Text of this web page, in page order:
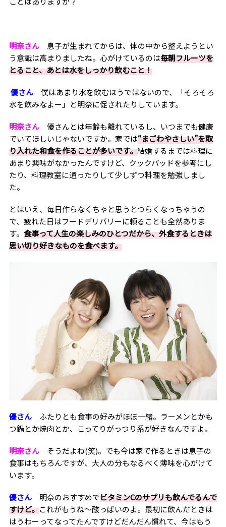
明奈さん息子が生まれてからは、体の中から整えようとい
う意識は高まりましたね。心がけているのは毎朝フルーツを
とること、あとは水をしっかり飲むこと！
優さん僕はあまり水を飲むほうではないので、「そろそろ
水を飲みなよー」と明奈に促されたりしています。
明奈さん優さんとは年齢も離れているし、いつまでも健康
でいてほしいじゃないですか。家では“まごわやさしい”を取
り入れた和食を作ることが多いです。結婚するまでは料理に
あまり興味がなかったんですけど、クックパッドを参考にし
たり、料理教室に通ったりして少しずつ料理を勉強しまし
た。
とはいえ、毎日作らなくちゃと思うとつらくなっちゃうの
で、疲れた日はフードデリバリーに頼ることも全然ありま
す。 食事って人生の楽しみのひとつだから、外食するときは
思い切り好きなものを食べます。
優さんふたりとも食事の好みがほぼ一緒。ラーメンとかも
つ鍋とか焼肉とか、こってりがっつり系が好きなんですよ。
明奈さんそうだよね(笑)。でも今は家で作るときは息子の
食事はもちろんですが、大人の分もなるべく薄味を心がけて
います。
優さん明奈のおすすめでビタミンCのサプリも飲んでるんで
すけど。これがもうね～酸っぱいのよ。最初に飲んだときは
はうわーってなってたんですけどだんだん慣れて、今はもう